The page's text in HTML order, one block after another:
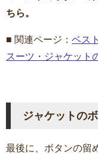
ちら。
■ 関連ページ： ベス
スーツ・ジャケット
ジャケットの
最後に、ボタンの留